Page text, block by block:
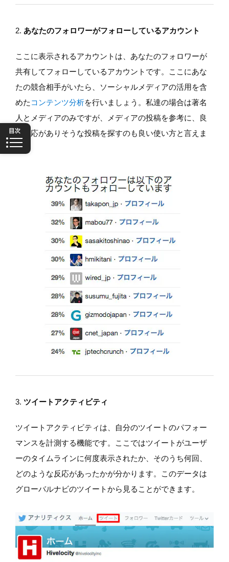
2. あなたのフォロワーがフォローしているアカウント
ここに表示されるアカウントは、あなたのフォロワーが
共有してフォローしているアカウントです。ここにあな
たの競合相手がいたら、ソーシャルメディアの活用を含
めた コンテンツ分析を行いましょう。私達の場合は著名
人とメディアのみですが、メディアの投稿を参考に、良
い反応がありそうな投稿を探すのも良い使い方と言えま
す。
3. ツイートアクティビティ
ツイートアクティビティは、自分のツイートのパフォー
マンスを計測する機能です。ここではツイートがユーザ
ーのタイムラインに何度表示されたか、そのうち何回、
どのような反応があったかが分かります。このデータは
グローバルナビのツイートから見ることができます。